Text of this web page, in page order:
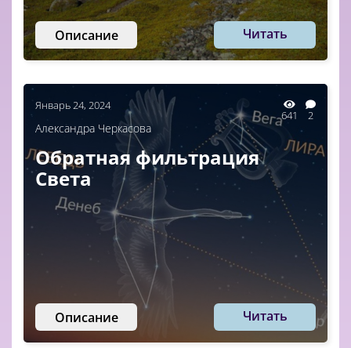
Описание Читать
Январь 24, 2024
641 2
Александра Черкасова
Обратная фильтрация
Света
Описание Читать